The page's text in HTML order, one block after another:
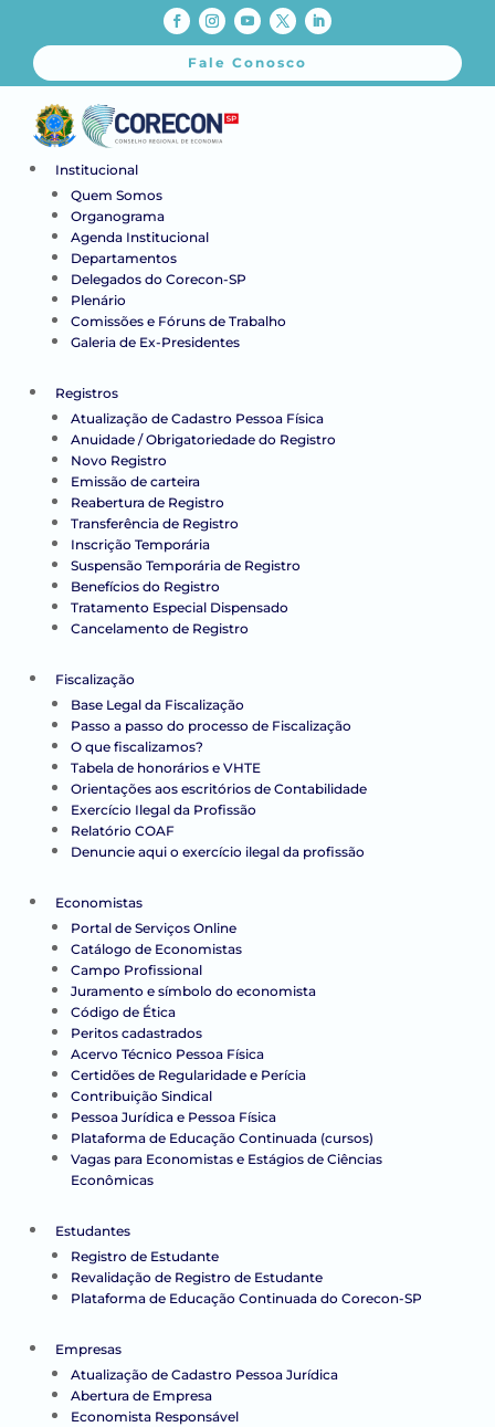
Fale Conosco
Institucional
Quem Somos
Organograma
Agenda Institucional
Departamentos
Delegados do Corecon-SP
Plenário
Comissões e Fóruns de Trabalho
Galeria de Ex-Presidentes
Registros
Atualização de Cadastro Pessoa Física
Anuidade / Obrigatoriedade do Registro
Novo Registro
Emissão de carteira
Reabertura de Registro
Transferência de Registro
Inscrição Temporária
Suspensão Temporária de Registro
Benefícios do Registro
Tratamento Especial Dispensado
Cancelamento de Registro
Fiscalização
Base Legal da Fiscalização
Passo a passo do processo de Fiscalização
O que fiscalizamos?
Tabela de honorários e VHTE
Orientações aos escritórios de Contabilidade
Exercício Ilegal da Profissão
Relatório COAF
Denuncie aqui o exercício ilegal da profissão
Economistas
Portal de Serviços Online
Catálogo de Economistas
Campo Profissional
Juramento e símbolo do economista
Código de Ética
Peritos cadastrados
Acervo Técnico Pessoa Física
Certidões de Regularidade e Perícia
Contribuição Sindical
Pessoa Jurídica e Pessoa Física
Plataforma de Educação Continuada (cursos)
Vagas para Economistas e Estágios de Ciências
Econômicas
Estudantes
Registro de Estudante
Revalidação de Registro de Estudante
Plataforma de Educação Continuada do Corecon-SP
Empresas
Atualização de Cadastro Pessoa Jurídica
Abertura de Empresa
Economista Responsável